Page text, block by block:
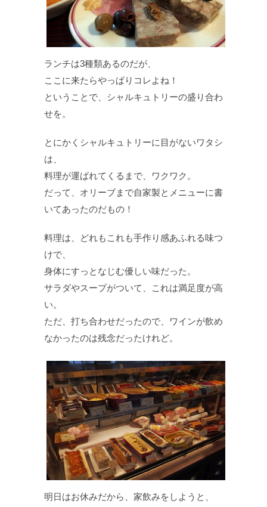
ランチは3種類あるのだが、
ここに来たらやっぱりコレよね！
ということで、シャルキュトリーの盛り合わ
せを。
とにかくシャルキュトリーに目がないワタシ
は、
料理が運ばれてくるまで、ワクワク。
だって、オリーブまで自家製とメニューに書
いてあったのだもの！
料理は、どれもこれも手作り感あふれる味つ
けで、
身体にすっとなじむ優しい味だった。
サラダやスープがついて、これは満足度が高
い。
ただ、打ち合わせだったので、ワインが飲め
なかったのは残念だったけれど。
明日はお休みだから、家飲みをしようと、